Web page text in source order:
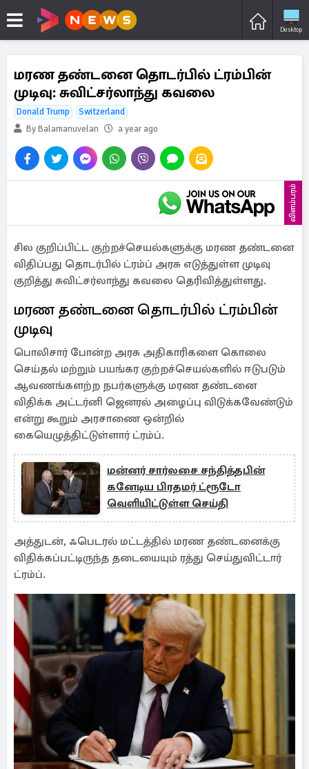
Desktop
மரண தண்டனை தொடர்பில் ட்ரம்பின்
முடிவு: சுவிட்சர்லாந்து கவலை
Donald Trump
Switzerland
By Balamanuvelan
a year ago
விளம்பரம்
சில குறிப்பிட்ட குற்றச்செயல்களுக்கு மரண தண்டனை
விதிப்பது தொடர்பில் ட்ரம்ப் அரசு எடுத்துள்ள முடிவு
குறித்து சுவிட்சர்லாந்து கவலை தெரிவித்துள்ளது.
மரண தண்டனை தொடர்பில் ட்ரம்பின்
முடிவு
பொலிசார் போன்ற அரசு அதிகாரிகளை கொலை
செய்தல் மற்றும் பயங்கர குற்றச்செயல்களில் ஈடுபடும்
ஆவணங்களற்ற நபர்களுக்கு மரண தண்டனை
விதிக்க அட்டர்னி ஜெனரல் அழைப்பு விடுக்கவேண்டும்
என்று கூறும் அரசாணை ஒன்றில்
கையெழுத்திட்டுள்ளார் ட்ரம்ப்.
மன்னர் சார்லசை சந்தித்தபின்
கனேடிய பிரதமர் ட்ரூடோ
வெளியிட்டுள்ள செய்தி
அத்துடன், ஃபெடரல் மட்டத்தில் மரண தண்டனைக்கு
விதிக்கப்பட்டிருந்த தடையையும் ரத்து செய்துவிட்டார்
ட்ரம்ப்.